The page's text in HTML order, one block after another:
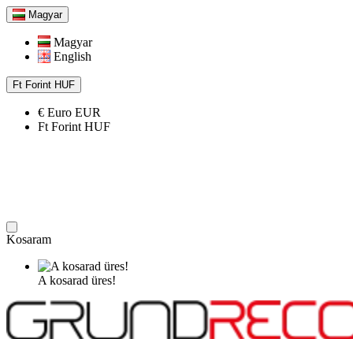
Magyar
Magyar
English
Ft Forint HUF
€ Euro EUR
Ft Forint HUF
Kosaram
A kosarad üres!